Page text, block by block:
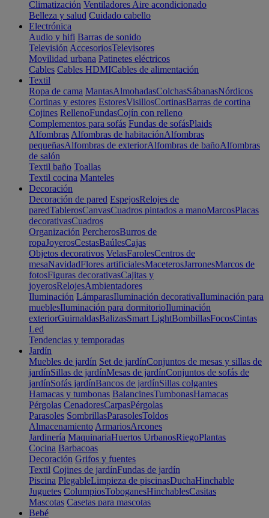
Climatización Ventiladores Aire acondicionado
Belleza y salud Cuidado cabello
Electrónica
Audio y hifi Barras de sonido
Televisión AccesoriosTelevisores
Movilidad urbana Patinetes eléctricos
Cables Cables HDMICables de alimentación
Textil
Ropa de cama MantasAlmohadasColchasSábanasNórdicos
Cortinas y estores EstoresVisillosCortinasBarras de cortina
Cojines RellenoFundasCojín con relleno
Complementos para sofás Fundas de sofásPlaids
Alfombras Alfombras de habitaciónAlfombras
pequeñasAlfombras de exteriorAlfombras de bañoAlfombras
de salón
Textil baño Toallas
Textil cocina Manteles
Decoración
Decoración de pared EspejosRelojes de
paredTablerosCanvasCuadros pintados a manoMarcosPlacas
decorativasCuadros
Organización PercherosBurros de
ropaJoyerosCestasBaúlesCajas
Objetos decorativos VelasFarolesCentros de
mesaNavidadFlores artificialesMaceterosJarronesMarcos de
fotosFiguras decorativasCajitas y
joyerosRelojesAmbientadores
Iluminación LámparasIluminación decorativaIluminación para
mueblesIluminación para dormitorioIluminación
exteriorGuirnaldasBalizasSmart LightBombillasFocosCintas
Led
Tendencias y temporadas
Jardín
Muebles de jardín Set de jardínConjuntos de mesas y sillas de
jardínSillas de jardínMesas de jardínConjuntos de sofás de
jardínSofás jardínBancos de jardínSillas colgantes
Hamacas y tumbonas BalancinesTumbonasHamacas
Pérgolas CenadoresCarpasPérgolas
Parasoles SombrillasParasolesToldos
Almacenamiento ArmariosArcones
Jardinería MaquinariaHuertos UrbanosRiegoPlantas
Cocina Barbacoas
Decoración Grifos y fuentes
Textil Cojines de jardínFundas de jardín
Piscina PlegableLimpieza de piscinasDuchaHinchable
Juguetes ColumpiosToboganesHinchablesCasitas
Mascotas Casetas para mascotas
Bebé